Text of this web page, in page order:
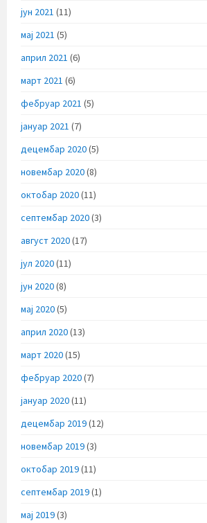
јун 2021 (11)
мај 2021 (5)
април 2021 (6)
март 2021 (6)
фебруар 2021 (5)
јануар 2021 (7)
децембар 2020(5)
новембар 2020(8)
октобар 2020(11)
септембар 2020(3)
август 2020(17)
јул 2020(11)
јун 2020(8)
мај 2020(5)
април 2020(13)
март 2020(15)
фебруар 2020(7)
јануар 2020(11)
децембар 2019(12)
новембар 2019(3)
октобар 2019(11)
септембар 2019(1)
мај 2019(3)